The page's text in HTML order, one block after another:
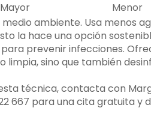
Mayor
Menor
ambiente. Usa menos
la hace una opción
prevenir infecciones.
limpia, sino que también
técnica, contacta con
667 para una cita gratuita